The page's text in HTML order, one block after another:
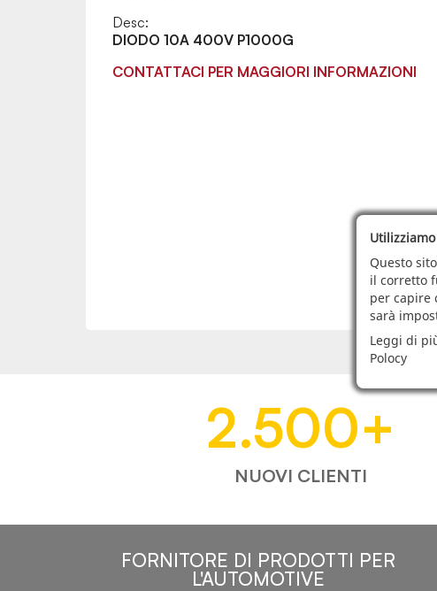
Desc:
DIODO 10A 400V P1000G
CONTATTACI PER MAGGIORI INFORMAZIONI
2.500+
NUOVI CLIENTI
FORNITORE DI PRODOTTI PER
L'AUTOMOTIVE
Questo
il corretto
per capire
sarà
Leggi di
Polocy